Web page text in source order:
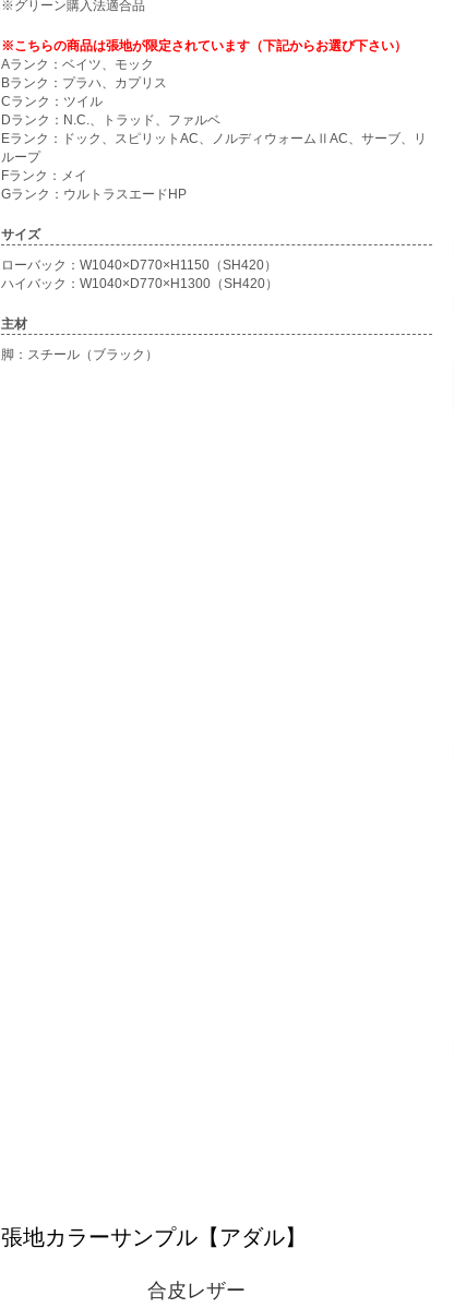
※グリーン購入法適合品
※こちらの商品は張地が限定されています（下記からお選び下さい）
Aランク：ベイツ、モック
Bランク：プラハ、カプリス
Cランク：ツイル
Dランク：N.C.、トラッド、ファルベ
Eランク：ドック、スピリットAC、ノルディウォームⅡAC、サーブ、リ
ループ
Fランク：メイ
Gランク：ウルトラスエードHP
サイズ
ローバック：W1040×D770×H1150（SH420）
ハイバック：W1040×D770×H1300（SH420）
主材
脚：スチール（ブラック）